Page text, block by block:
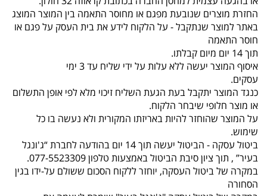
החזרת מוצרים שנובעת מפגם או מחוסר התאמה בין המוצר המוצג
באתר למוצר שנתקבל - על הלקוח לידע את בית העסק על פגם או
חוסר התאמה
תוך 14 יום מיום קבלתו.
איסוף המוצר יעשה ללא עלות על ידי שליח עד 3 ימי
עסקים.
כנגד המוצר יתקבל בעת הגעת השליח זיכוי מלא לפי אופן התשלום
או מוצר חלופי שיבחר הלקוח.
על המוצר שהוחזר להיות באריזתו המקורית ולא נעשה בו כל
שימוש.
ביטול עסקה - הביטול יעשה תוך 14 יום בהודעה לחברת “ג'ונגל
בעיר” , תוך ציון סיבת הביטול באמצעות טלפון 077-5523309.
במקרה של ביטול העסקה, יוחזר ללקוח הסכום ששולם על-ידו בגין
הסחורה